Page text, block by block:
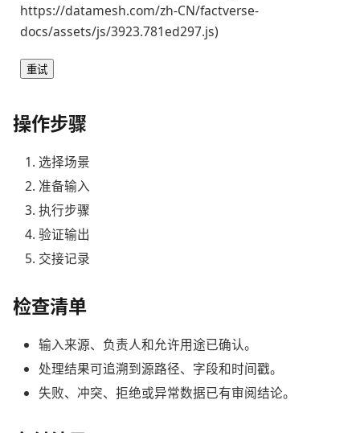
https://datamesh.com/zh-CN/factverse-
docs/assets/js/3923.781ed297.js)
重试
操作步骤
选择场景
准备输入
执行步骤
验证输出
交接记录
检查清单
输入来源、负责人和允许用途已确认。
处理结果可追溯到源路径、字段和时间戳。
失败、冲突、拒绝或异常数据已有审阅结论。